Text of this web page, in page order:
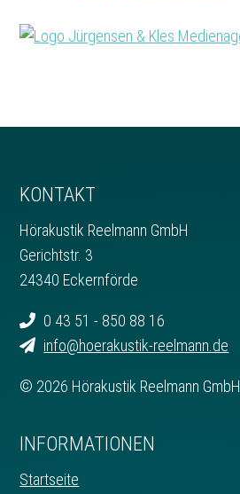
KONTAKT
Hörakustik Reelmann GmbH
Gerichtstr. 3
24340 Eckernförde
0 43 51 - 850 88 16
info@hoerakustik-reelmann.de
© 2026 Hörakustik Reelmann GmbH
INFORMATIONEN
Startseite